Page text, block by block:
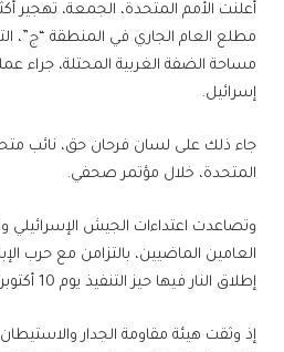
أعلنت الأمم المتحدة، الجمعة، تهجير
مساحة الضفة الغربية المحتلة، جراء
إسرائيل.
جاء ذلك على لسان فرحان حق، نائب
المتحدة، خلال مؤتمر صحفي.
وتصاعدت اعتداءات الجيش الإسرائيلي
العامين الماضيين، بالتزامن مع حرب
إطلاق النار فيها حيز التنفيذ يوم 10 أكتوبر/ تشرين الأول الماضي.
إذ وثقت هيئة مقاومة الجدار والاستيطان